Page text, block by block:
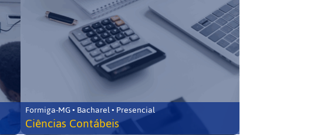
Formiga-MG • Bacharel • Presencial
Ciências Contábeis